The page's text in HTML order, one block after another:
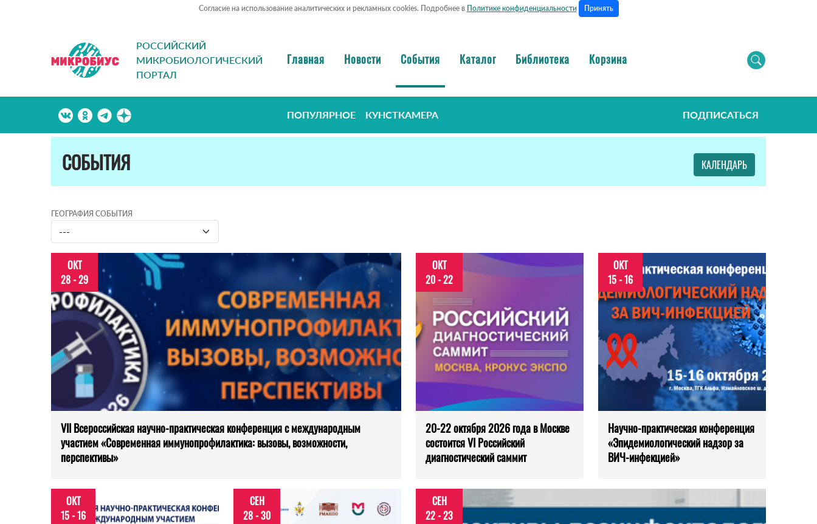
Согласие на использование аналитических и рекламных cookies. Подробнее в Политике конфиденциальности Принять
РОССИЙСКИЙ
МИКРОБИОЛОГИЧЕСКИЙ
ПОРТАЛ
Главная Новости События Каталог Библиотека Корзина
ПОПУЛЯРНОЕ КУНСТКАМЕРА ПОДПИСАТЬСЯ
СОБЫТИЯ КАЛЕНДАРЬ
ГЕОГРАФИЯ СОБЫТИЯ
ОКТ
28 - 29
VII Всероссийская научно-­практическая конференция с международным
участием «Современная иммунопрофилактика: вызовы, возможности,
перспективы»
ОКТ
20 - 22
20-22 октября 2026 года в Москве
состоится VI Российский
диагностический саммит
ОКТ
15 - 16
Научно-практическая конференция
«Эпидемиологический надзор за
ВИЧ-инфекцией»
ОКТ
15 - 16
СЕН
28 - 30
СЕН
22 - 23